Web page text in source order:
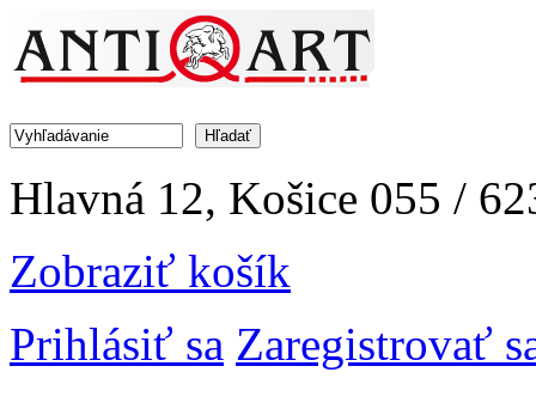
Vyhľadávanie
Hlavná 12, Košice 055 /
Zobraziť košík
Prihlásiť sa Zaregistrovať